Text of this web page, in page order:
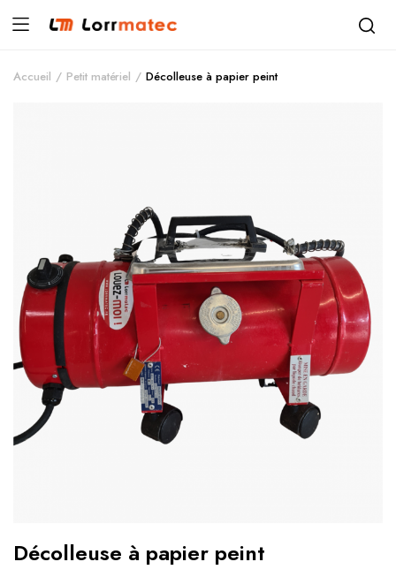
Accueil Petit matériel Décolleuse à papier peint
Décolleuse à papier peint